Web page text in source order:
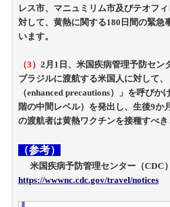
レス市、マニュミリム市及びテオフ
対して、黄熱に関する180日間の緊急
います。
（3） 2月1日、米国疾病管理予防セン
ブラジルに渡航する米国人に対して
（enhanced precautions）」を呼びか
階の中間レベル）を発出し、生後9か
の渡航者は黄熱ワクチンを接種すべき
（参考）
米国疾病予防管理センター（CDC）
https://wwwnc.cdc.gov/travel/notices